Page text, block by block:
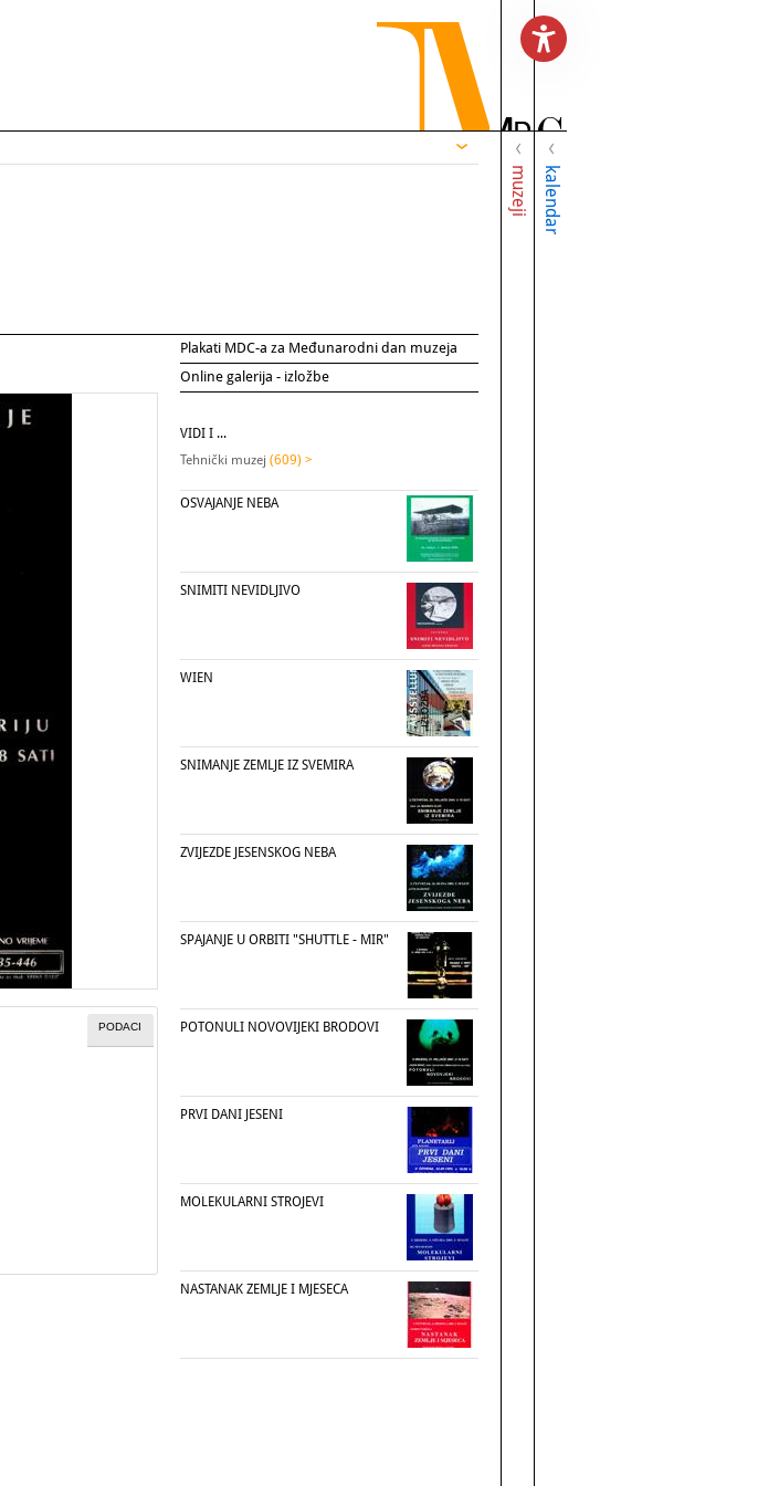
muzeji kalendar
Plakati MDC-a za Međunarodni dan muzeja
Online galerija - izložbe
PODACI
VIDI I ...
Tehnički muzej (609) >
OSVAJANJE NEBA
SNIMITI NEVIDLJIVO
WIEN
SNIMANJE ZEMLJE IZ SVEMIRA
ZVIJEZDE JESENSKOG NEBA
SPAJANJE U ORBITI "SHUTTLE - MIR"
POTONULI NOVOVIJEKI BRODOVI
PRVI DANI JESENI
MOLEKULARNI STROJEVI
NASTANAK ZEMLJE I MJESECA